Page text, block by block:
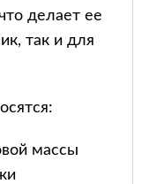
делает ее
так и для
массы